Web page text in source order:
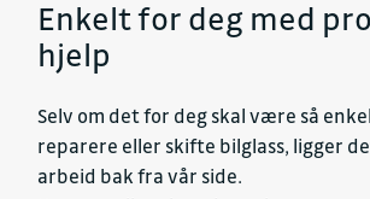
Enkelt for deg med
hjelp
Selv om det for deg skal være så
reparere eller skifte bilglass, ligger
arbeid bak fra vår side.